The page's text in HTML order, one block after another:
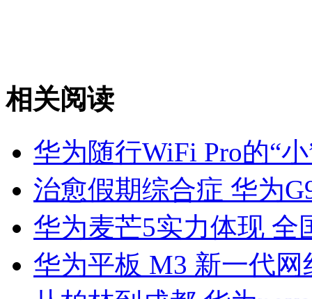
相关阅读
华为随行WiFi Pro的“
治愈假期综合症 华为
华为麦芒5实力体现 全
华为平板 M3 新一代